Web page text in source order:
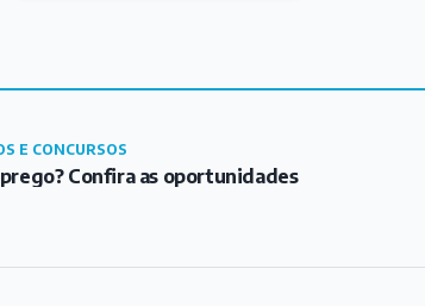
E CONCURSOS
Confira as oportunidades